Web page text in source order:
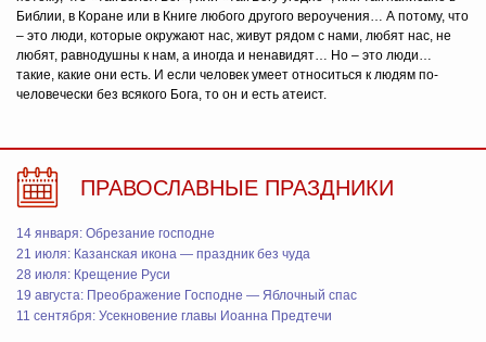
Библии, в Коране или в Книге любого другого вероучения… А потому, что
– это люди, которые окружают нас, живут рядом с нами, любят нас, не
любят, равнодушны к нам, а иногда и ненавидят… Но – это люди…
такие, какие они есть. И если человек умеет относиться к людям по-
человечески без всякого Бога, то он и есть атеист.
ПРАВОСЛАВНЫЕ ПРАЗДНИКИ
14 января: Обрезание господне
21 июля: Казанская икона — праздник без чуда
28 июля: Крещение Руси
19 августа: Преображение Господне — Яблочный спас
11 сентября: Усекновение главы Иоанна Предтечи